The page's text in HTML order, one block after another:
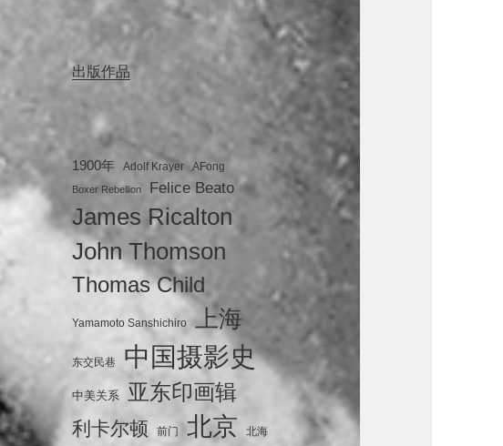
出版作品
1900年 Adolf Krayer AFong
Boxer Rebellion Felice Beato
James Ricalton
John Thomson
Thomas Child
Yamamoto Sanshichiro 上海
东交民巷 中国摄影史
中美关系 亚东印画辑
利卡尔顿 前门 北京 北海